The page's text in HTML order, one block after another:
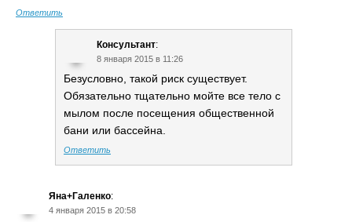
Ответить
Консультант:
8 января 2015 в 11:26
Безусловно, такой риск существует.
Обязательно тщательно мойте все тело с
мылом после посещения общественной
бани или бассейна.
Ответить
Яна+Галенко:
4 января 2015 в 20:58